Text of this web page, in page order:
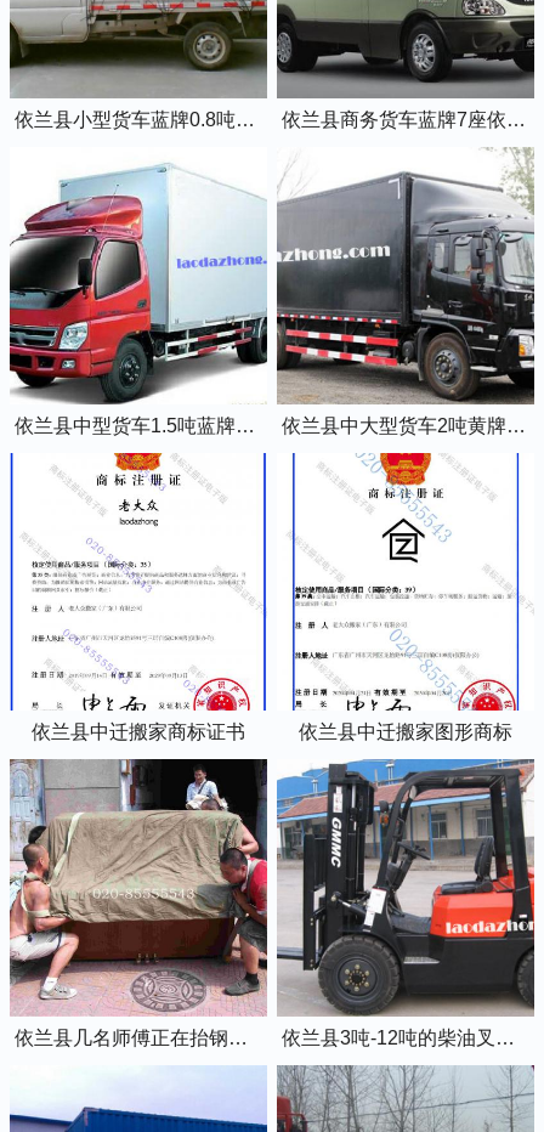
依兰县小型货车蓝牌0.8吨小卡车 依兰县商务货车蓝牌7座依维柯全顺车
依兰县中型货车1.5吨蓝牌4米2厢式货车 依兰县中大型货车2吨黄牌5米2厢式货车
依兰县中迁搬家商标证书 依兰县中迁搬家图形商标
依兰县几名师傅正在抬钢琴上楼 依兰县3吨-12吨的柴油叉车出租